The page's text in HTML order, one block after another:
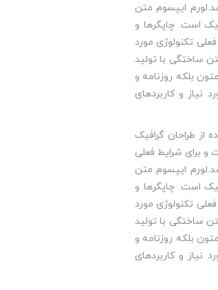
ایپسوم متن
است. چاپگرها و
تکنولوژی مورد
ساختگی با تولید
بلکه روزنامه و
نیاز و کاربردهای
از طراحان گرافیک
و برای شرایط فعلی
ایپسوم متن
است. چاپگرها و
تکنولوژی مورد
ساختگی با تولید
بلکه روزنامه و
نیاز و کاربردهای